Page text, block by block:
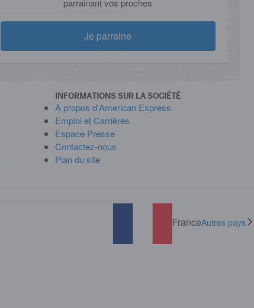
parrainant vos proches
Je parraine
INFORMATIONS SUR LA SOCIÉTÉ
A propos d'American Express
Emploi et Carrières
Espace Presse
Contactez-nous
Plan du site
FranceAutres pays